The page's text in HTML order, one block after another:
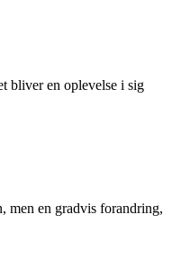
bliver en oplevelse i sig
men en gradvis forandring,